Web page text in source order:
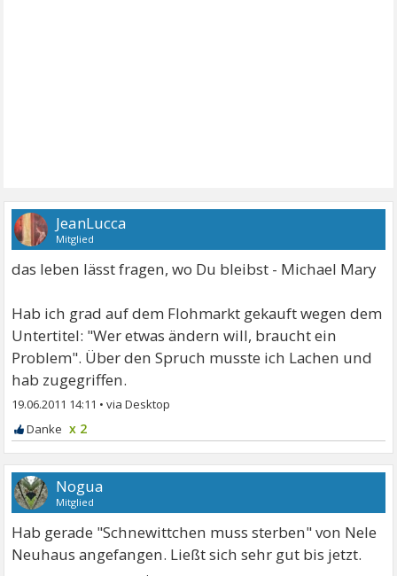
JeanLucca
Mitglied
das leben lässt fragen, wo Du bleibst - Michael Mary
Hab ich grad auf dem Flohmarkt gekauft wegen dem
Untertitel: "Wer etwas ändern will, braucht ein
Problem". Über den Spruch musste ich Lachen und
hab zugegriffen.
19.06.2011 14:11 •
x 2
Nogua
Mitglied
Hab gerade "Schnewittchen muss sterben" von Nele
Neuhaus angefangen. Ließt sich sehr gut bis jetzt.